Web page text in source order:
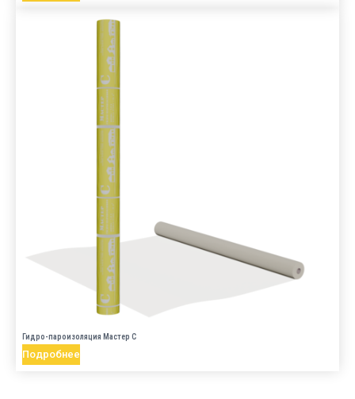
Гидро-пароизоляция Мастер C
Подробнее